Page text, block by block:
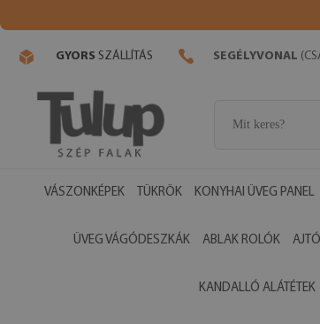
GYORS SZÁLLÍTÁS SEGÉLYVONAL
VÁSZONKÉPEK TÜKRÖK KONYHAI ÜVEG PANEL
ÜVEG VÁGÓDESZKÁK ABLAK ROLÓK
KANDALLÓ ALÁTÉTEK